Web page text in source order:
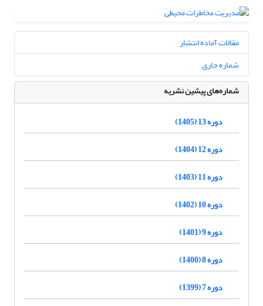
مقالات آماده انتشار
شماره جاری
شماره‌های پیشین نشریه
دوره 13 (1405)
دوره 12 (1404)
دوره 11 (1403)
دوره 10 (1402)
دوره 9 (1401)
دوره 8 (1400)
دوره 7 (1399)